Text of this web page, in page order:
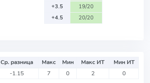
+3.5
19/20
+4.5
20/20
Ср. разница Макс Мин Макс ИТ
Мин ИТ
-1.15 7 0 2 0